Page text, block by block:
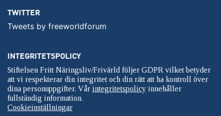
TWITTER
Tweets by freeworldforum
INTEGRITETSPOLICY
Stiftelsen Fritt Näringsliv/Frivärld följer GDPR vilket betyder
att vi respekterar din integritet och din rätt att ha kontroll över
dina personuppgifter. Vår integritetspolicy innehåller
fullständig information.
Cookieinställningar